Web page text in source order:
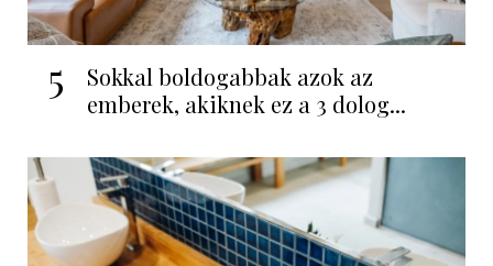
5
Sokkal boldogabbak azok az
emberek, akiknek ez a 3 dolog...